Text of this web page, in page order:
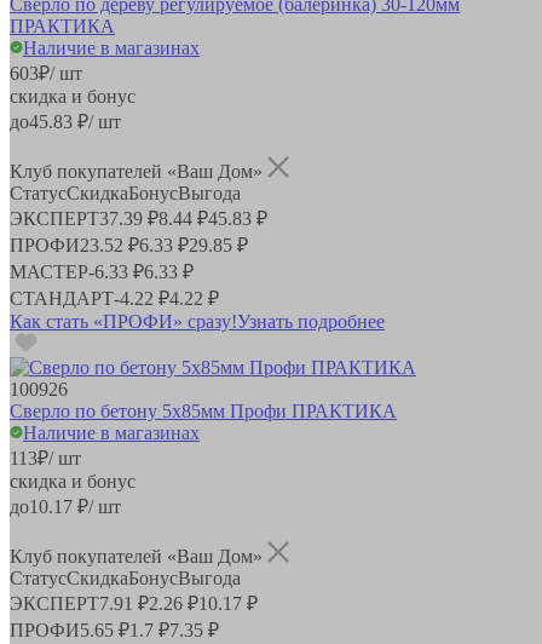
ПРАКТИКА
Наличие в магазинах
603₽/ шт
скидка и бонус
до45.83 ₽/ шт
Клуб покупателей «Ваш Дом»
СтатусСкидкаБонусВыгода
ЭКСПЕРТ37.39 ₽8.44 ₽45.83 ₽
ПРОФИ23.52 ₽6.33 ₽29.85 ₽
МАСТЕР-6.33 ₽6.33 ₽
СТАНДАРТ-4.22 ₽4.22 ₽
Как стать «ПРОФИ» сразу!Узнать подробнее
100926
Сверло по бетону 5х85мм Профи ПРАКТИКА
Наличие в магазинах
113₽/ шт
скидка и бонус
до10.17 ₽/ шт
Клуб покупателей «Ваш Дом»
СтатусСкидкаБонусВыгода
ЭКСПЕРТ7.91 ₽2.26 ₽10.17 ₽
ПРОФИ5.65 ₽1.7 ₽7.35 ₽